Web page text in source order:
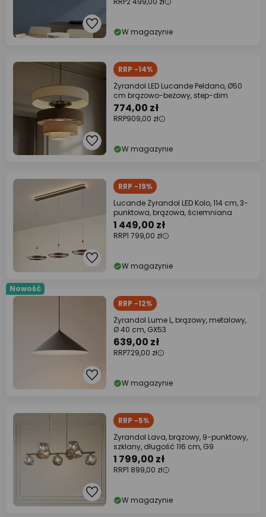
W magazynie
RRP -14%
Żyrandol LED Lucande Peldano, Ø50
cm brązowo-beżowy, step-dim
774,00 zł
RRP909,00 zł
W magazynie
RRP -19%
Lucande Żyrandol LED Kolo, 114 cm, 3-
punktowa, brązowa, ściemniana
1 449,00 zł
RRP1 799,00 zł
W magazynie
Nowość
RRP -12%
Żyrandol Lume L, brązowy, metalowy,
Ø 40 cm, GX53
639,00 zł
RRP729,00 zł
W magazynie
RRP -5%
Żyrandol Lava, brązowy, 9-punktowy,
szklany, długość 116 cm, G9
1 799,00 zł
RRP1 899,00 zł
W magazynie